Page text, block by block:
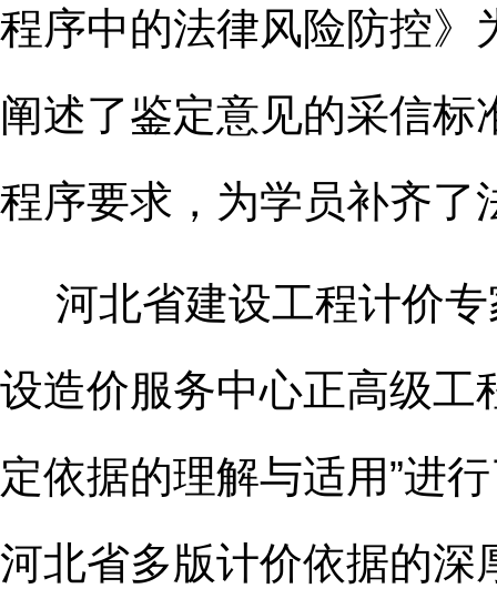
程序中的法律风险防控》
阐述了鉴定意见的采信
程序要求，为学员补齐了
河北省建设工程计价
设造价服务中心正高级工
定依据的理解与适用”进
河北省多版计价依据的深